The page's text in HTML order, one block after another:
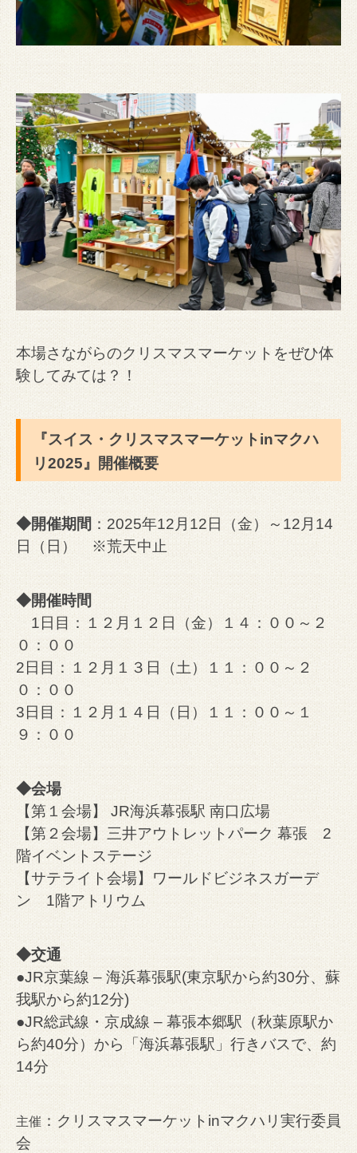
本場さながらのクリスマスマーケットをぜひ体
験してみては？！
『スイス・クリスマスマーケットinマクハ
リ2025』開催概要
◆開催期間 ：2025年12月12日（金）～12月14
日（日） ※荒天中止
◆開催時間
1日目：１２月１２日（金）１４：００～２
０：００
2日目：１２月１３日（土）１１：００～２
０：００
3日目：１２月１４日（日）１１：００～１
９：００
◆会場
【第１会場】 JR海浜幕張駅 南口広場
【第２会場】三井アウトレットパーク 幕張 2
階イベントステージ
【サテライト会場】ワールドビジネスガーデ
ン 1階アトリウム
◆交通
●JR京葉線 – 海浜幕張駅(東京駅から約30分、蘇
我駅から約12分)
●JR総武線・京成線 – 幕張本郷駅（秋葉原駅か
ら約40分）から「海浜幕張駅」行きバスで、約
14分
主催 ：クリスマスマーケットinマクハリ実行委員
会